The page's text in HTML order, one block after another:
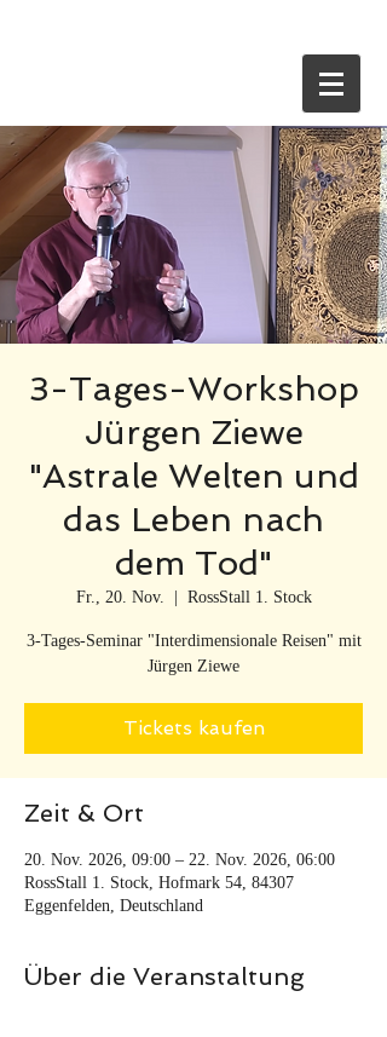
3-Tages-Workshop
Jürgen Ziewe
"Astrale Welten und
das Leben nach
dem Tod"
Fr., 20. Nov. RossStall 1. Stock
3-Tages-Seminar "Interdimensionale Reisen" mit
Jürgen Ziewe
Tickets kaufen
Zeit & Ort
20. Nov. 2026, 09:00 – 22. Nov. 2026, 06:00
RossStall 1. Stock, Hofmark 54, 84307
Eggenfelden, Deutschland
Über die Veranstaltung